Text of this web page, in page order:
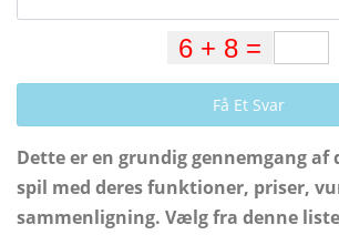
Få Et Svar
Dette er en grundig gennemgang af
spil med deres funktioner, priser,
sammenligning. Vælg fra denne